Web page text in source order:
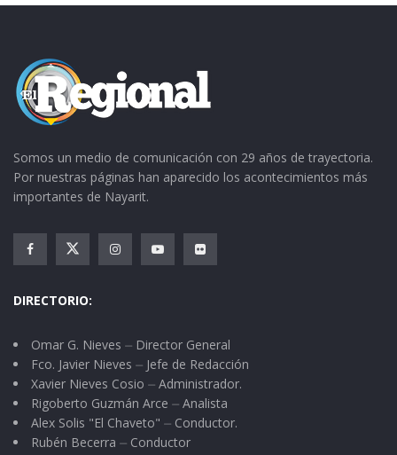
Somos un medio de comunicación con 29 años de trayectoria.
Por nuestras páginas han aparecido los acontecimientos más
importantes de Nayarit.
DIRECTORIO:
Omar G. Nieves ⏤ Director General
Fco. Javier Nieves ⏤ Jefe de Redacción
Xavier Nieves Cosio ⏤ Administrador.
Rigoberto Guzmán Arce ⏤ Analista
Alex Solis "El Chaveto" ⏤ Conductor.
Rubén Becerra ⏤ Conductor